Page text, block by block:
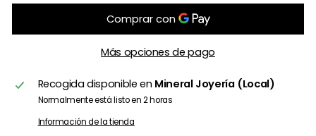
Más opciones de pago
Recogida disponible en Mineral Joyería (Local)
Normalmente está listo en 2 horas
Información de la tienda